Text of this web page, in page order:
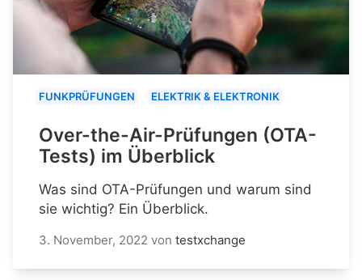
FUNKPRÜFUNGEN ELEKTRIK & ELEKTRONIK
Over-the-Air-Prüfungen (OTA-
Tests) im Überblick
Was sind OTA-Prüfungen und warum sind
sie wichtig? Ein Überblick.
3. November, 2022 von testxchange